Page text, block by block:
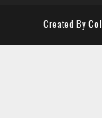
Created By